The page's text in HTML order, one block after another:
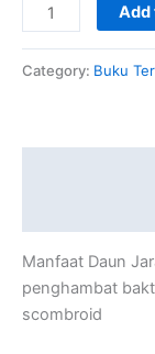
Add
Category: Buku
Manfaat Daun
penghambat
scombroid